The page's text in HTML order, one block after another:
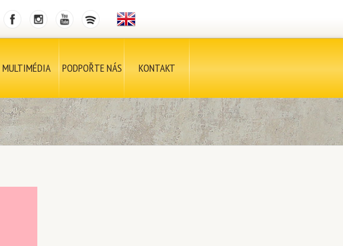
MULTIMÉDIA PODPOŘTE NÁS KONTAKT